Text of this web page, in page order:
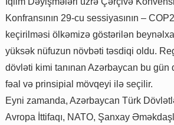
Konfransının 29-cu sessiyasının –
keçirilməsi ölkəmizə göstərilən
yüksək nüfuzun növbəti təsdiqi oldu.
dövləti kimi tanınan Azərbaycan bu
fəal və prinsipial mövqeyi ilə seçilir.
Eyni zamanda, Azərbaycan Türk
Avropa İttifaqı, NATO, Şanxay